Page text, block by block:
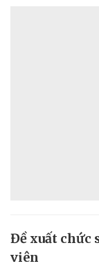
Đề xuất chức
viên